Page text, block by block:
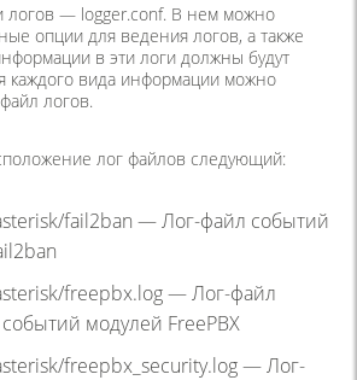
логов — logger.conf. В нем можно
опции для ведения логов, а также
в эти логи должны будут
каждого вида информации можно
логов.
лог файлов следующий:
fail2ban — Лог-файл событий
freepbx.log — Лог-файл
модулей FreePBX
freepbx_security.log — Лог-